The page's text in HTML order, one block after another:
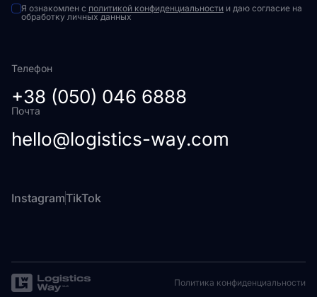
Я ознакомлен с политикой конфиденциальности и даю согласие на
обработку личных данных
Телефон
+38 (050) 046 6888
Почта
hello@logistics-way.com
InstagramTikTok
Политика конфиденциальности